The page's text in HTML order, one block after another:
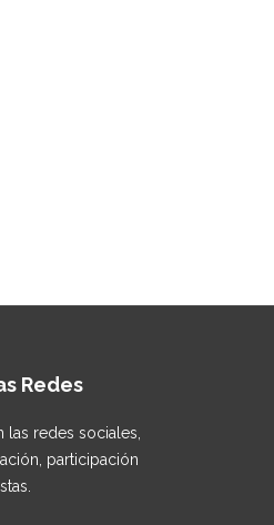
Redes
las redes sociales,
participación